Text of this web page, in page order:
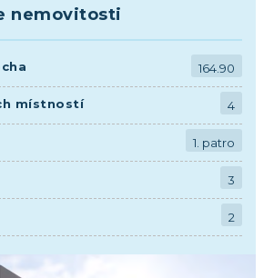
nemovitosti
164.90
místností 4
1. patro
3
2